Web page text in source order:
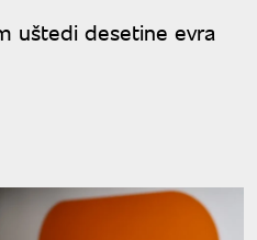
uštedi desetine evra